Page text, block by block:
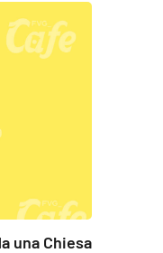
una Chiesa